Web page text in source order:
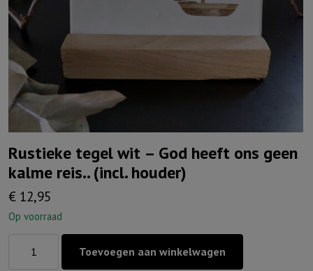
Rustieke tegel wit – God heeft ons geen
kalme reis.. (incl. houder)
€ 12,95
Op voorraad
Toevoegen aan winkelwagen